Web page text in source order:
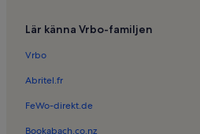
Lär känna Vrbo-familjen
Vrbo
Abritel.fr
FeWo-direkt.de
Bookabach.co.nz